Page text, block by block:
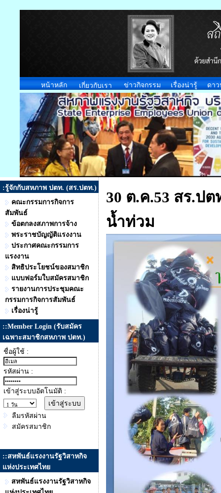
หน้าหลัก เกี่ยวกับเรา ข่าวกิจกรรม เรื่องน่ารู้ ดา
:รู้จักกับสหภาพ ปตท. (สร.ปตท.)
คณะกรรมการกิจการ
สัมพันธ์
ข้อตกลงสภาพการจ้าง
พระราชบัญญัติแรงงาน
ประกาศคณะกรรมการ
แรงงาน
สิทธิประโยชน์ของสมาชิก
แบบฟอร์มใบสมัครสมาชิก
รายงานการประชุมคณะ
กรรมการกิจการสัมพันธ์
เรื่องน่ารู้
::Member Login (รับสมัคร
เฉพาะสมาชิกสหภาพ ปตท.)
ชื่อผู้ใช้ :
รหัสผ่าน :
เข้าสู่ระบบอัตโนมัติ :
ลืมรหัสผ่าน
สมัครสมาชิก
::สหพันธ์แรงงานรัฐวิสาหกิจ
แห่งประเทศไทย
สหพันธ์แรงงานรัฐวิสาหกิจ
30 ต.ค.53 สร.ป
น้ำท่วม